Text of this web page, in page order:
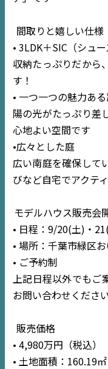
間取りと嬉しい仕様
• 3LDK＋SIC（シュ
収納たっぷりだから
す！
• 一つ一つの魅力あ
陽の光がたっぷり差
心地よい空間です
•広々とした庭
広い南庭を確保して
びなど自宅でアクテ
モデルハウス販売会
• 日程：9/20(土)・
• 場所：千葉市緑区
• ご予約制
上記日程以外でも
お問い合わせくださ
販売価格
• 4,980万円（税込）
• 土地面積：160.19㎡